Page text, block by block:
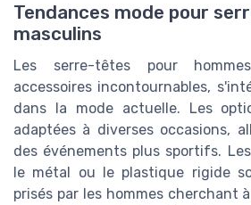
Tendances mode pour
masculins
Les serre-têtes pour
accessoires incontournables,
dans la mode actuelle. Les
adaptées à diverses occasions,
des événements plus sportifs.
le métal ou le plastique rigide
prisés par les hommes cherchant